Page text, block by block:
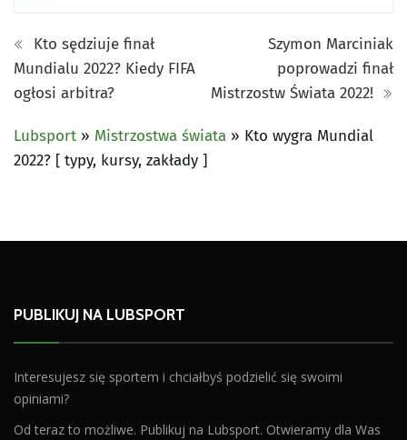
Kto sędziuje finał
Mundialu 2022? Kiedy FIFA
ogłosi arbitra?
Szymon Marciniak
poprowadzi finał
Mistrzostw Świata 2022!
Lubsport » Mistrzostwa świata » Kto wygra Mundial
2022? [ typy, kursy, zakłady ]
PUBLIKUJ NA LUBSPORT
Interesujesz się sportem i chciałbyś podzielić się swoimi
opiniami?
Od teraz to możliwe. Publikuj na Lubsport. Otwieramy dla Was